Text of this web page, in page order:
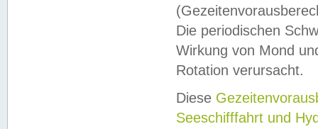
Die periodischen
Wirkung von Mond
Rotation verursacht.
Diese
Seeschifffahrt und